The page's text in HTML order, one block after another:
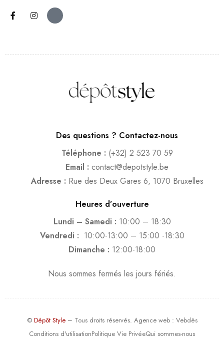
Des questions ? Contactez-nous
Téléphone : (+32) 2 523 70 59
Email : contact@depotstyle.be
Adresse : Rue des Deux Gares 6, 1070 Bruxelles
Heures d’ouverture
Lundi – Samedi : 10:00 – 18:30
Vendredi : 10:00-13:00 – 15:00 -18:30
Dimanche : 12:00-18:00
Nous sommes fermés les jours fériés.
© Dépôt Style– Tous droits réservés. Agence web: Vebdès
Conditions d'utilisationPolitique Vie PrivéeQui sommes-nous